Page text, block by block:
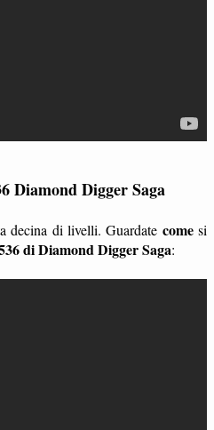
Diamond Digger Saga
decina di livelli. Guardate comesi
di Diamond Digger Saga: